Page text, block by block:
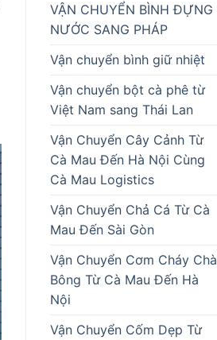
VẬN CHUYỂN BÌNH ĐỰNG
NƯỚC SANG PHÁP
Vận chuyển bình giữ nhiệt
Vận chuyển bột cà phê từ
Việt Nam sang Thái Lan
Vận Chuyển Cây Cảnh Từ
Cà Mau Đến Hà Nội Cùng
Cà Mau Logistics
Vận Chuyển Chả Cá Từ Cà
Mau Đến Sài Gòn
Vận Chuyển Cơm Cháy Chà
Bông Từ Cà Mau Đến Hà
Nội
Vận Chuyển Cốm Dẹp Từ